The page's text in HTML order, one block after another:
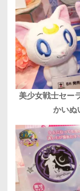
美少女戦士セー
かいぬ